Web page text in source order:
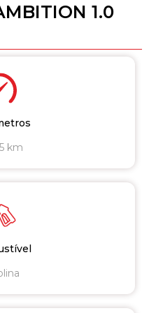
1.0
km